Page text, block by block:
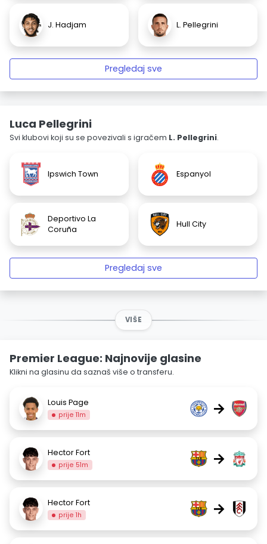
J. Hadjam L. Pellegrini
Pregledaj sve
Luca Pellegrini
Svi klubovi koji su se povezivali s igračem L. Pellegrini.
Ipswich Town Espanyol
Deportivo La
Coruña
Hull City
Pregledaj sve
VIŠE
Premier League: Najnovije glasine
Klikni na glasinu da saznaš više o transferu.
Louis Page
prije 11m →
Hector Fort
prije 51m →
Hector Fort
prije 1h →